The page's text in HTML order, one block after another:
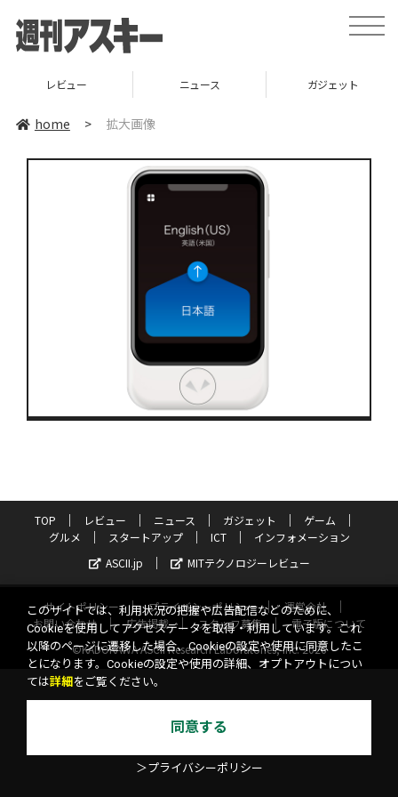
toggle
レビュー ニュース ガジェット
home > 拡大画像
TOP レビュー ニュース ガジェット
ゲーム
グルメ
スタートアップ ICT
インフォメーション
ASCII.jp
MITテクノロジーレビュー
サイトポリシー プライバシーポリシー
運営会社
お問い合わせ
広告掲載 スタッフ募集
電子版について
©KADOKAWA ASCII Research Laboratories, Inc. 2026
このサイトでは、利用状況の把握や広告配信などのために、
Cookieを使用してアクセスデータを取得・利用しています。これ
以降のページに遷移した場合、Cookieの設定や使用に同意したこ
とになります。Cookieの設定や使用の詳細、オプトアウトについ
ては詳細 をご覧ください。
同意する
＞プライバシーポリシー